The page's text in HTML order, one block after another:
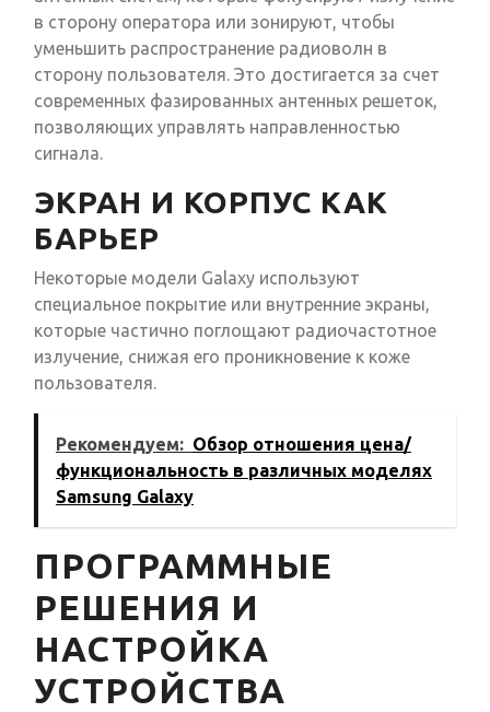
в сторону оператора или зонируют, чтобы
уменьшить распространение радиоволн в
сторону пользователя. Это достигается за счет
современных фазированных антенных решеток,
позволяющих управлять направленностью
сигнала.
ЭКРАН И КОРПУС КАК
БАРЬЕР
Некоторые модели Galaxy используют
специальное покрытие или внутренние экраны,
которые частично поглощают радиочастотное
излучение, снижая его проникновение к коже
пользователя.
Рекомендуем: Обзор отношения цена/
функциональность в различных моделях
Samsung Galaxy
ПРОГРАММНЫЕ
РЕШЕНИЯ И
НАСТРОЙКА
УСТРОЙСТВА